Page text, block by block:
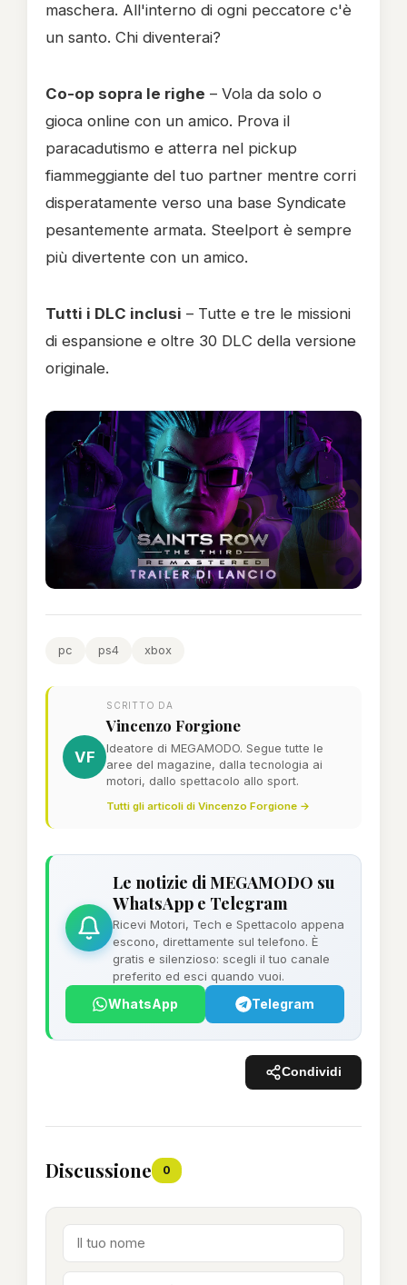
maschera. All'interno di ogni peccatore c'è
un santo. Chi diventerai?
Co-op sopra le righe – Vola da solo o
gioca online con un amico. Prova il
paracadutismo e atterra nel pickup
fiammeggiante del tuo partner mentre corri
disperatamente verso una base Syndicate
pesantemente armata. Steelport è sempre
più divertente con un amico.
Tutti i DLC inclusi – Tutte e tre le missioni
di espansione e oltre 30 DLC della versione
originale.
pc ps4 xbox
VF
SCRITTO DA
Vincenzo Forgione
Ideatore di MEGAMODO. Segue tutte le
aree del magazine, dalla tecnologia ai
motori, dallo spettacolo allo sport.
Tutti gli articoli di Vincenzo Forgione →
Le notizie di MEGAMODO su
WhatsApp e Telegram
Ricevi Motori, Tech e Spettacolo appena
escono, direttamente sul telefono. È
gratis e silenzioso: scegli il tuo canale
preferito ed esci quando vuoi.
WhatsApp Telegram
Condividi
Discussione 0